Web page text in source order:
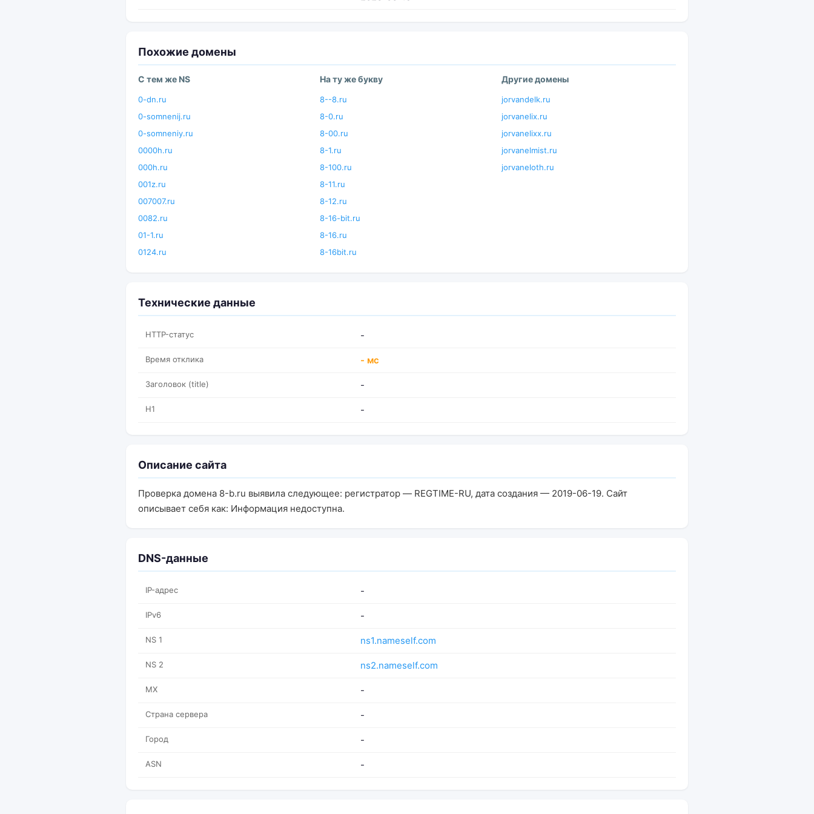
Похожие домены
С тем же NS
0-dn.ru
0-somnenij.ru
0-somneniy.ru
0000h.ru
000h.ru
001z.ru
007007.ru
0082.ru
01-1.ru
0124.ru
На ту же букву
8--8.ru
8-0.ru
8-00.ru
8-1.ru
8-100.ru
8-11.ru
8-12.ru
8-16-bit.ru
8-16.ru
8-16bit.ru
Другие домены
jorvandelk.ru
jorvanelix.ru
jorvanelixx.ru
jorvanelmist.ru
jorvaneloth.ru
Технические данные
HTTP-статус -
Время отклика - мс
Заголовок (title) -
H1 -
Описание сайта
Проверка домена 8-b.ru выявила следующее: регистратор — REGTIME-RU, дата создания — 2019-06-19. Сайт
описывает себя как: Информация недоступна.
DNS-данные
IP-адрес -
IPv6 -
NS 1 ns1.nameself.com
NS 2 ns2.nameself.com
MX -
Страна сервера -
Город -
ASN -